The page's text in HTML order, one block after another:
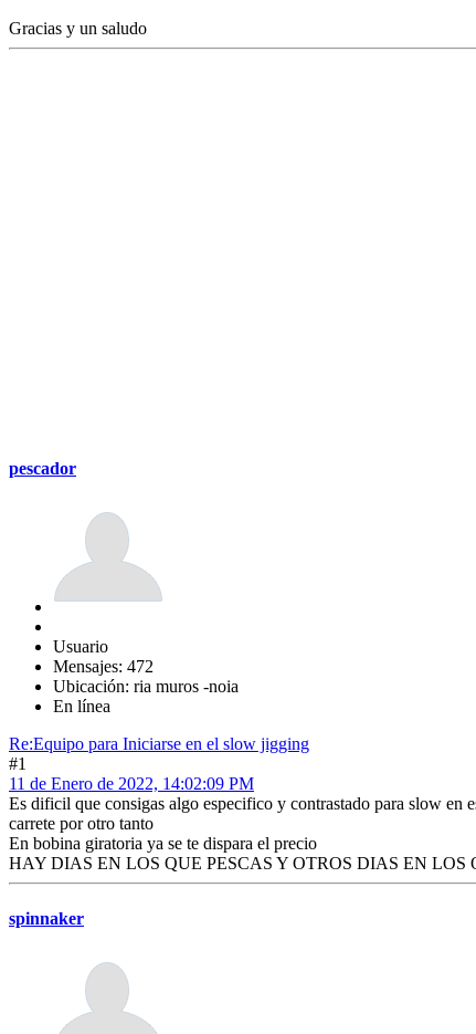
Gracias y un saludo
pescador
Usuario
Mensajes: 472
Ubicación: ria muros -noia
En línea
Re:Equipo para Iniciarse en el slow jigging
#1
11 de Enero de 2022, 14:02:09 PM
Es dificil que consigas algo especifico y contrastado para slow en
carrete por otro tanto
En bobina giratoria ya se te dispara el precio
HAY DIAS EN LOS QUE PESCAS Y OTROS DIAS EN LOS
spinnaker